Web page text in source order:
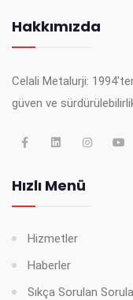
Hakkımızda
Celali Metalurji:
güven ve
Hızlı Menü
Hizmetler
Haberler
Sıkça Sorulan